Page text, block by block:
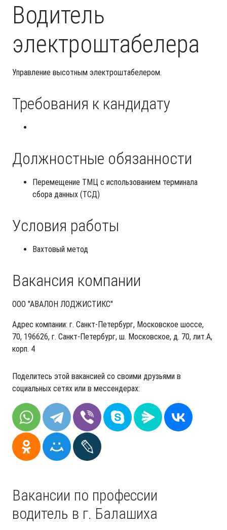
Водитель
электроштабелера
Управление высотным электроштабелером.
Требования к кандидату
Должностные обязанности
Перемещение ТМЦ с использованием терминала
сбора данных (ТСД)
Условия работы
Вахтовый метод
Вакансия компании
ООО "АВАЛОН ЛОДЖИСТИКС"
Адрес компании: г. Санкт-Петербург, Московское шоссе,
70, 196626, г. Санкт-Петербург, ш. Московское, д. 70, лит.А,
корп. 4
Поделитесь этой вакансией со своими друзьями в
социальных сетях или в мессендерах:
Вакансии по профессии
водитель в г. Балашиха